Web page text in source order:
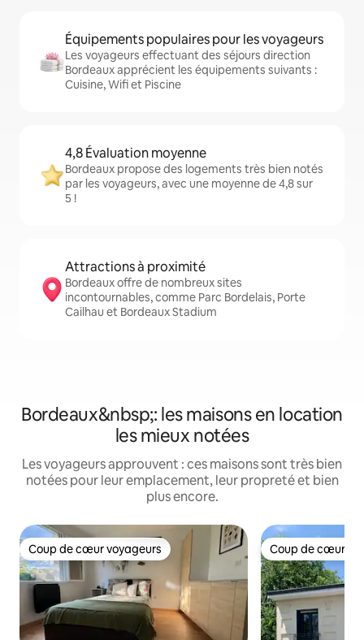
Équipements populaires pour les voyageurs
Les voyageurs effectuant des séjours direction
Bordeaux apprécient les équipements suivants :
Cuisine, Wifi et Piscine
4,8 Évaluation moyenne
Bordeaux propose des logements très bien notés
par les voyageurs, avec une moyenne de 4,8 sur
5 !
Attractions à proximité
Bordeaux offre de nombreux sites
incontournables, comme Parc Bordelais, Porte
Cailhau et Bordeaux Stadium
Bordeaux&nbsp;: les maisons en location
les mieux notées
Les voyageurs approuvent : ces maisons sont très bien
notées pour leur emplacement, leur propreté et bien
plus encore.
Coup de cœur voyageurs
Coup de cœur voyageurs Coup de cœur
Coup de cœur